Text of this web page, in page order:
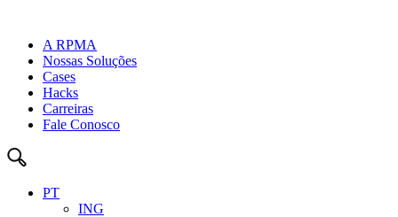
A RPMA
Nossas Soluções
Cases
Hacks
Carreiras
Fale Conosco
PT
ING